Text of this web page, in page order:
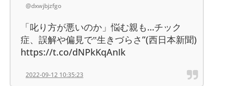
@dxwjbjzfgo
「叱り方が悪いのか」悩む親も…チック
症、誤解や偏見で‟生きづらさ”(西日本新聞)
https://t.co/dNPkKqAnIk
2022-09-12 10:35:23